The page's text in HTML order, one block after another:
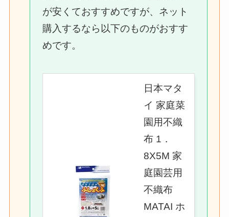
が安くておすすめですが、ネット
購入するなら以下のものがおすす
めです。
日本マタ
イ 家庭菜
園用不織
布 1．
8X5M 家
庭園芸用
不織布
MATAI ホ